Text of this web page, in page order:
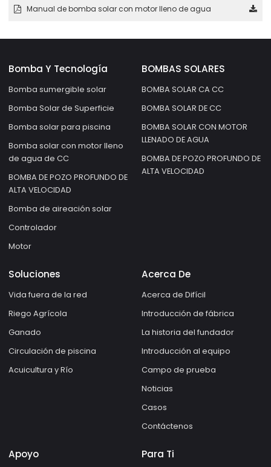
Manual de bomba solar con motor lleno de agua
Bomba Y Tecnología
Bomba sumergible solar
Bomba Solar de Superficie
Bomba solar para piscina
Bomba solar con motor lleno
de agua de CC
BOMBA DE POZO PROFUNDO DE
ALTA VELOCIDAD
Bomba de aireación solar
Controlador
Motor
BOMBAS SOLARES
BOMBA SOLAR CA CC
BOMBA SOLAR DE CC
BOMBA SOLAR CON MOTOR
LLENADO DE AGUA
BOMBA DE POZO PROFUNDO DE
ALTA VELOCIDAD
Soluciones
Vida fuera de la red
Riego Agrícola
Ganado
Circulación de piscina
Acuicultura y Río
Acerca De
Acerca de Difícil
Introducción de fábrica
La historia del fundador
Introducción al equipo
Campo de prueba
Noticias
Casos
Contáctenos
Apoyo Para Ti